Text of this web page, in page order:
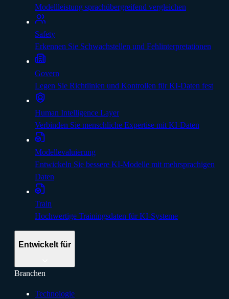
Modellleistung sprachübergreifend vergleichen
Safety
Erkennen Sie Schwachstellen und Fehlinterpretationen
Govern
Legen Sie Richtlinien und Kontrollen für KI-Daten fest
Human Intelligence Layer
Verbinden Sie menschliche Expertise mit KI-Daten
Modellevaluierung
Entwickeln Sie bessere KI-Modelle mit mehrsprachigen
Daten
Train
Hochwertige Trainingsdaten für KI-Systeme
Entwickelt für
Branchen
Technologie